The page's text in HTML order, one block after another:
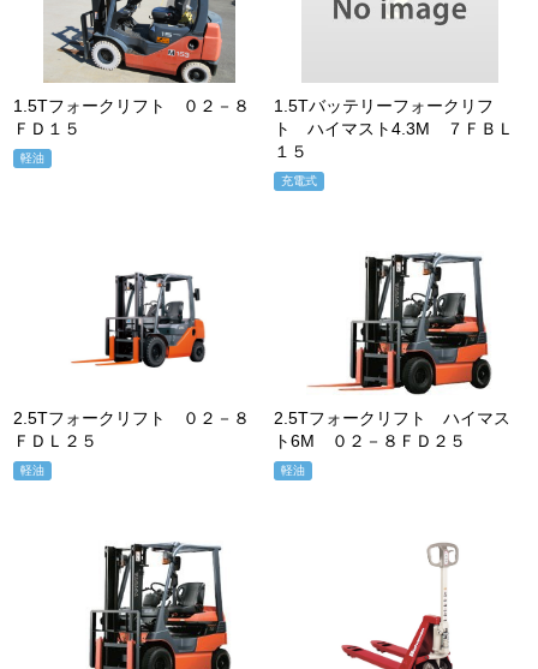
1.5Tフォークリフト ０２－８
ＦＤ１５
軽油
1.5Tバッテリーフォークリフ
ト ハイマスト4.3M ７ＦＢＬ
１５
充電式
2.5Tフォークリフト ０２－８
ＦＤＬ２５
軽油
2.5Tフォークリフト ハイマス
ト6M ０２－８ＦＤ２５
軽油